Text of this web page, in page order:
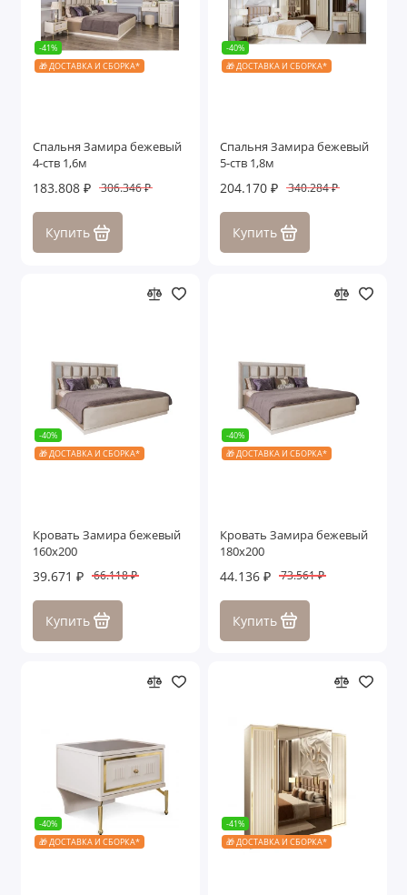
-41%
🎁 ДОСТАВКА И СБОРКА*
Спальня Замира бежевый
4-ств 1,6м
183.808 ₽ 306.346 ₽
Купить
-40%
🎁 ДОСТАВКА И СБОРКА*
Спальня Замира бежевый
5-ств 1,8м
204.170 ₽ 340.284 ₽
Купить
-40%
🎁 ДОСТАВКА И СБОРКА*
Кровать Замира бежевый
160x200
39.671 ₽ 66.118 ₽
Купить
-40%
🎁 ДОСТАВКА И СБОРКА*
Кровать Замира бежевый
180x200
44.136 ₽ 73.561 ₽
Купить
-40%
🎁 ДОСТАВКА И СБОРКА*
-41%
🎁 ДОСТАВКА И СБОРКА*